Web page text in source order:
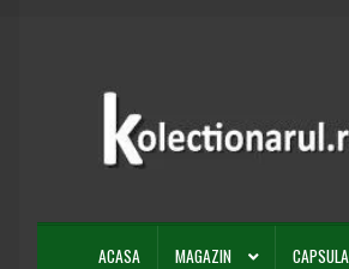
Sari
navigare
Sari
conținut
ACASA MAGAZIN